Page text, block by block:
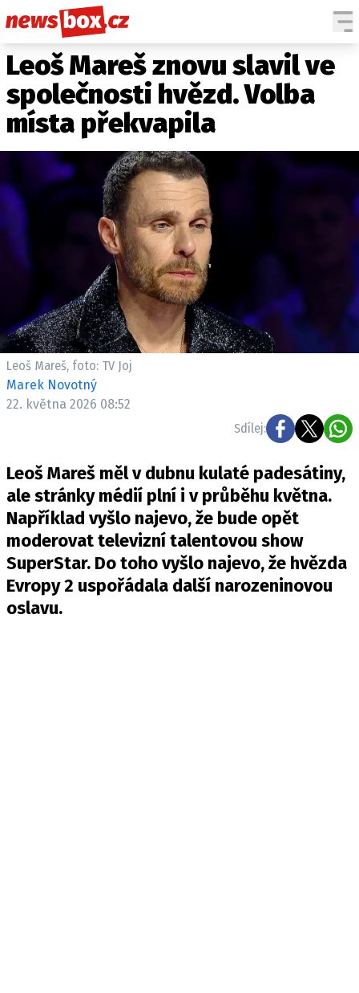
DOMÁCÍ
ZAHRANIČÍ
POČASÍ
KRIMI
EKONOMIKA
KULTURA
ČESKÉ CELEBRITY
SVĚTOVÉ CELEBRITY
SLEDUJTE NÁS NA|
Máte příběh, fotku nebo video?
Pošlete e-mail na newsbox.cz
KONTAKT
VYDAVATEL
INZERCE
OSOBNÍ ÚDAJE / COOKIES
VOLNÁ MÍSTA
Leoš Mareš znovu slavil ve
společnosti hvězd. Volba
místa překvapila
Leoš Mareš, foto: TV Joj
Marek Novotný
22. května 2026 08:52
Sdílej:
Leoš Mareš měl v dubnu kulaté padesátiny,
ale stránky médií plní i v průběhu května.
Například vyšlo najevo, že bude opět
moderovat televizní talentovou show
SuperStar. Do toho vyšlo najevo, že hvězda
Evropy 2 uspořádala další narozeninovou
oslavu.